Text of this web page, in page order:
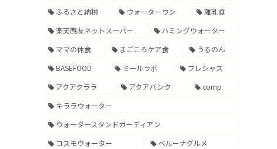
ふるさと納税
ウォーターワン
離乳食
楽天西友ネットスーパー
ハミングウォーター
ママの休食
まごころケア食
うるのん
BASEFOOD
ミールラボ
フレシャス
アクアクララ
アクアバンク
comp
キララウォーター
ウォータースタンドガーディアン
コスモウォーター
ベルーナグルメ